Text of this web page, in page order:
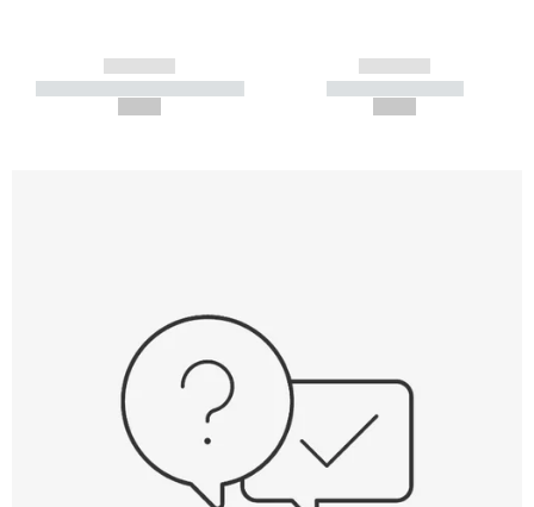
------------
----------- ----------- -----------
------------
----------- -----------